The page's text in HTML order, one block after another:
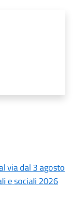
via dal 3 agosto
e sociali 2026